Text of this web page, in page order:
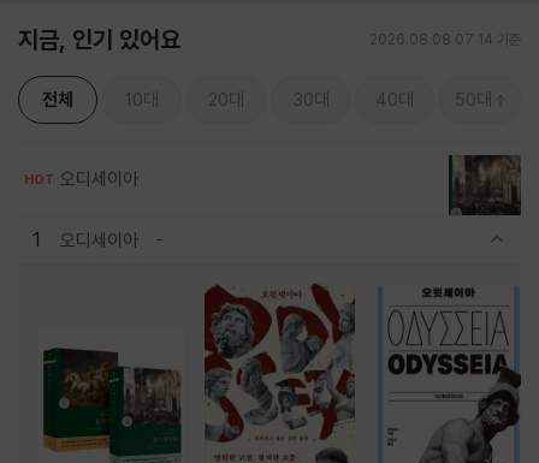
지금, 인기 있어요 2026.08.08 07:14 기준
전체 10대 20대 30대 40대 50대
HOT 오디세이아
1 오디세이아